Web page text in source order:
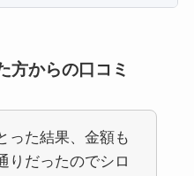
方からの口コミ
った結果、金額も
りだったのでシロ